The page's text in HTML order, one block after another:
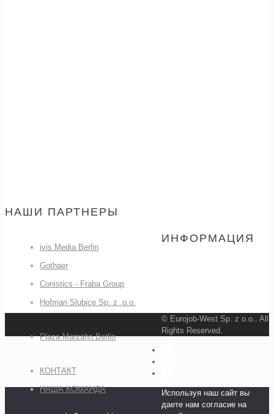
НАШИ ПАРТНЕРЫ
ivis Media Berlin
Gothaer
Conistics - Fraba Group
Hofman Slubice Sp. z .o.o.
Plaza Marzahn Berlin
ИНФОРМАЦИЯ
КОНТАКТ
НАША КОМАНДА
© Eurojob-West Sp. z o.o.. All
Rights Reserved.
Используя наш сайт вы
даете нам согласие на